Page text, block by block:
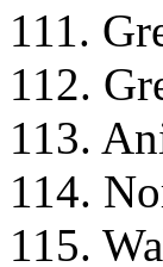
111.
112.
113.
114.
115.